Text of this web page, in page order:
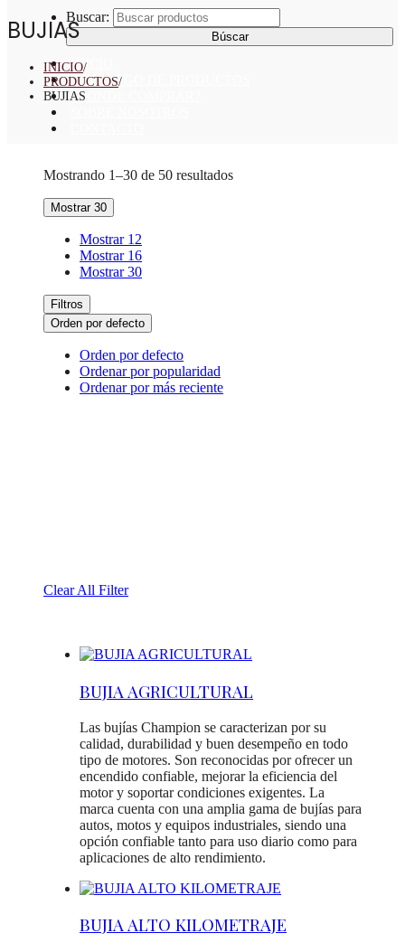
Buscar:
INICIO
CATÁLOGO DE PRODUCTOS
¿DONDE COMPRAR?
BUJIAS
INICIO/
PRODUCTOS/
BUJIAS
Mostrando 1–30 de 50 resultados
Mostrar 30
Mostrar 12
Mostrar 16
Mostrar 30
Filtros
Orden por defecto
Orden por defecto
Ordenar por popularidad
Ordenar por más reciente
Clear All Filter
BUJIA AGRICULTURAL
Las bujías Champion se caracterizan por su
calidad, durabilidad y buen desempeño en todo
tipo de motores. Son reconocidas por ofrecer un
encendido confiable, mejorar la eficiencia del
motor y soportar condiciones exigentes. La
marca cuenta con una amplia gama de bujías para
autos, motos y equipos industriales, siendo una
opción confiable tanto para uso diario como para
aplicaciones de alto rendimiento.
BUJIA ALTO KILOMETRAJE